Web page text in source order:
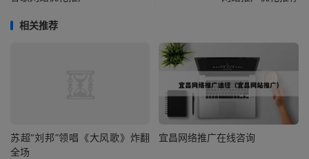
相关推荐
苏超“刘邦”领唱《大风歌》炸翻
全场
宜昌网络推广在线咨询